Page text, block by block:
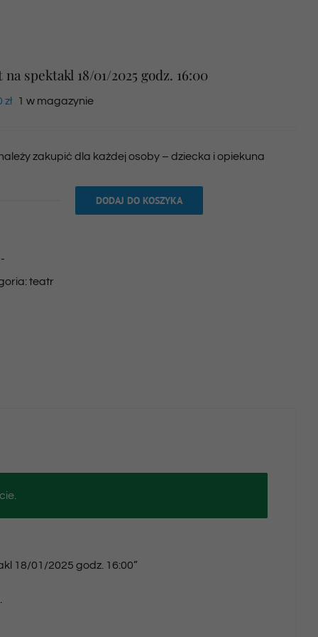
na spektakl 18/01/2025 godz. 16:00
zł 1 w magazynie
zakupić dla każdej osoby – dziecka i opiekuna
spektakl
DODAJ DO KOSZYKA
-
teatr
18/01/2025 godz. 16:00”